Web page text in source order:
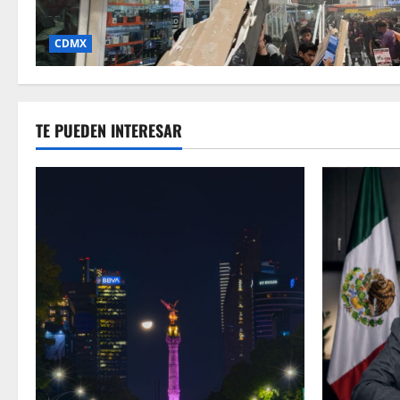
CDMX
TE PUEDEN INTERESAR